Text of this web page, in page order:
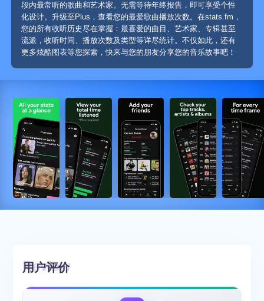
段内最常听的歌曲和艺术家。无需等待年终报告，即可享受个性
化设计。升级至Plus，查看您的最爱歌曲播放次数。在stats.fm，
您的所有收听历史尽在掌握：最喜爱的曲目、艺术家、专辑甚至
流派，收听时间、播放次数及类型等详尽统计。不仅如此，还有
更多炫酷图表等您探索，快来与您的朋友分享您的音乐故事吧！
用户评价